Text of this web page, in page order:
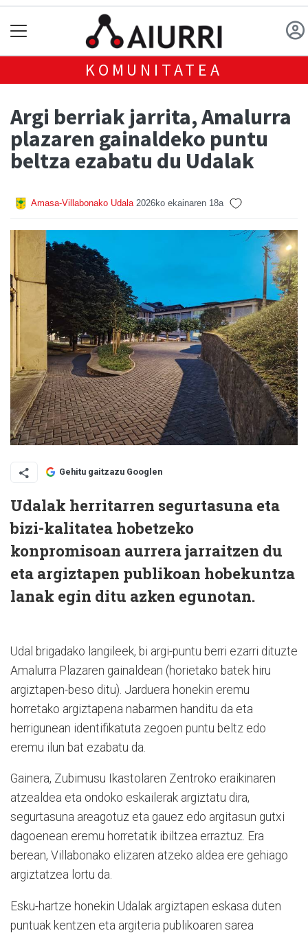
KOMUNITATEA
Argi berriak jarrita, Amalurra
plazaren gainaldeko puntu
beltza ezabatu du Udalak
Amasa-Villabonako Udala 2026ko ekainaren 18a
Gehitu gaitzazu Googlen
Udalak herritarren segurtasuna eta
bizi-kalitatea hobetzeko
konpromisoan aurrera jarraitzen du
eta argiztapen publikoan hobekuntza
lanak egin ditu azken egunotan.
Udal brigadako langileek, bi argi-puntu berri ezarri dituzte
Amalurra Plazaren gainaldean (horietako batek hiru
argiztapen-beso ditu). Jarduera honekin eremu
horretako argiztapena nabarmen handitu da eta
herrigunean identifikatuta zegoen puntu beltz edo
eremu ilun bat ezabatu da.
Gainera, Zubimusu Ikastolaren Zentroko eraikinaren
atzealdea eta ondoko eskailerak argiztatu dira,
segurtasuna areagotuz eta gauez edo argitasun gutxi
dagoenean eremu horretatik ibiltzea erraztuz. Era
berean, Villabonako elizaren atzeko aldea ere gehiago
argiztatzea lortu da.
Esku-hartze honekin Udalak argiztapen eskasa duten
puntuak kentzen eta argiteria publikoaren sarea